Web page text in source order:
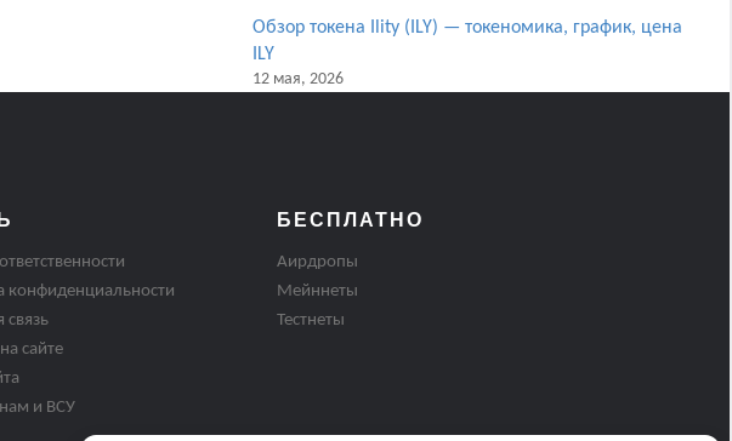
Обзор токена Ility (ILY) — токеномика, график, цена
ILY
12 мая, 2026
конфиденциальности
связь
сайте
и ВСУ
БЕСПЛАТНО
Аирдропы
Мейннеты
Тестнеты